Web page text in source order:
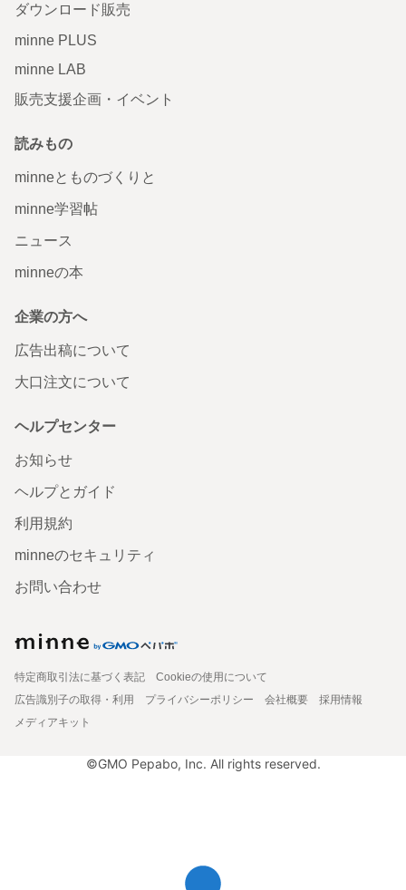
ダウンロード販売
minne PLUS
minne LAB
販売支援企画・イベント
読みもの
minneとものづくりと
minne学習帖
ニュース
minneの本
企業の方へ
広告出稿について
大口注文について
ヘルプセンター
お知らせ
ヘルプとガイド
利用規約
minneのセキュリティ
お問い合わせ
特定商取引法に基づく表記
Cookieの使用について
広告識別子の取得・利用
プライバシーポリシー 会社概要
採用情報
メディアキット
©GMO Pepabo, Inc. All rights reserved.